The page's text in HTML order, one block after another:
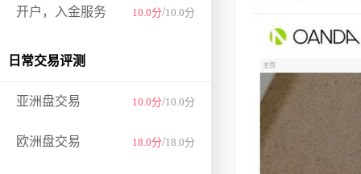
开户，入金服务 10.0分/10.0分
日常交易评测
亚洲盘交易 10.0分/10.0分
欧洲盘交易 18.0分/18.0分